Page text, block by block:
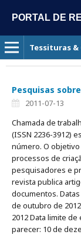
Pesquisas
2011-07-13
Chamada de
(ISSN 2236-3912)
número. O
processos de
pesquisadores e
revista publica
documentos.
de outubro de
2012 Data limite
parecer: 10 de
PORTAL DE